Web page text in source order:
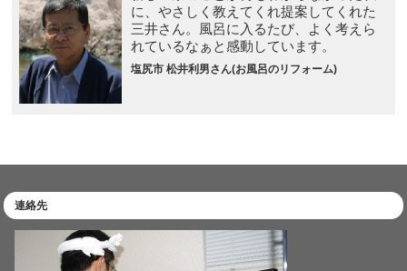
に、やさしく教えてくれ提案してくれた
三井さん。風呂に入るたび、よく考えら
れているなぁと感動しています。
塩尻市 松井利男さん(お風呂のリフォーム)
連絡先